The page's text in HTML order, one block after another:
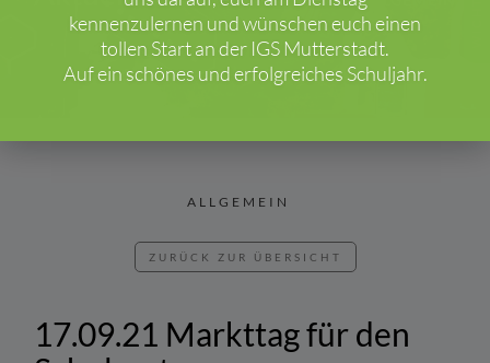
kennenzulernen und wünschen euch einen
tollen Start an der IGS Mutterstadt.
Auf ein schönes und erfolgreiches Schuljahr.
ALLGEMEIN
ZURÜCK ZUR ÜBERSICHT
17.09.21 Markttag für den